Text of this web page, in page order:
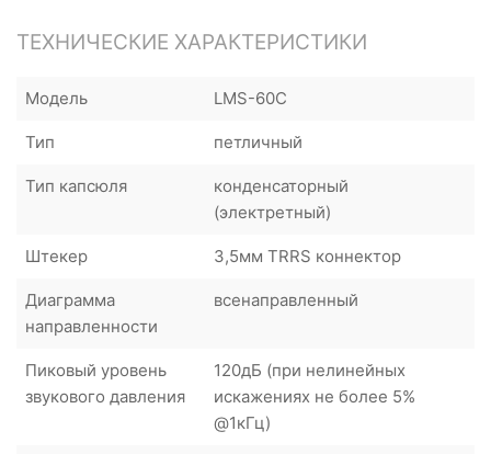
ТЕХНИЧЕСКИЕ ХАРАКТЕРИСТИКИ
Модель LMS-60C
Тип петличный
Тип капсюля
конденсаторный
(электретный)
Штекер 3,5мм TRRS коннектор
Диаграмма
направленности
всенаправленный
Пиковый уровень
звукового давления
120дБ (при нелинейных
искажениях не более 5%
@1кГц)